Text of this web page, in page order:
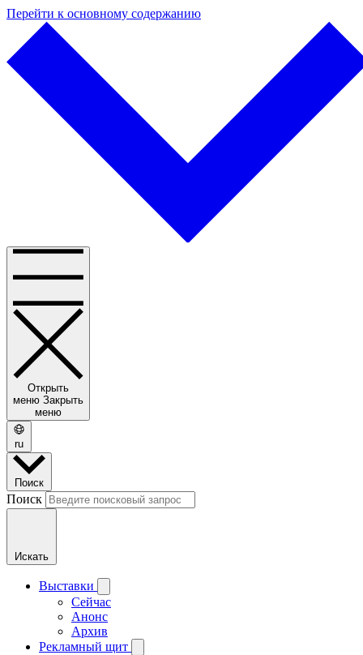
Перейти к основному содержанию
Открыть
меню Закрыть
меню
ru
Поиск
Поиск
Искать
Выставки
Сейчас
Анонс
Архив
Рекламный щит